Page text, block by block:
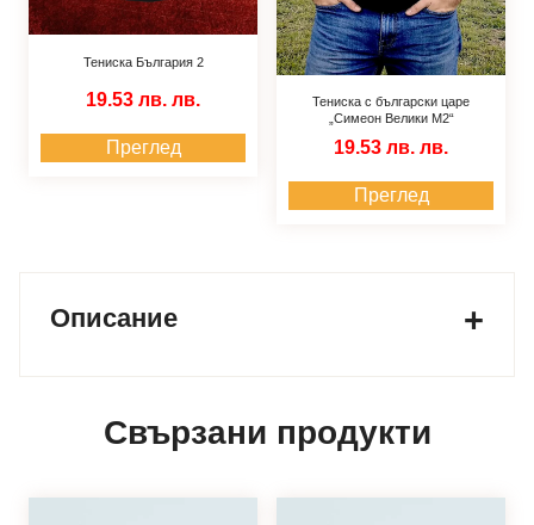
Тениска България 2
19.53 лв. лв.
Преглед
Тениска с български царе
„Симеон Велики M2“
19.53 лв. лв.
Преглед
Описание
Свързани продукти